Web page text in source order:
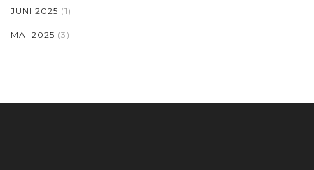
JUNI 2025 (1)
MAI 2025 (3)